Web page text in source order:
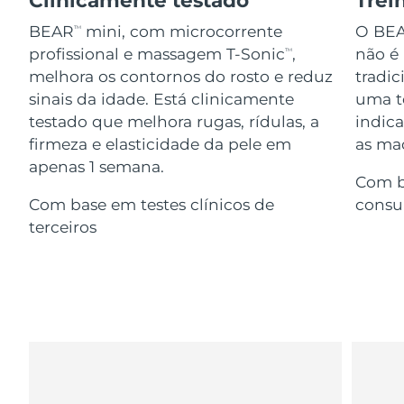
BEARTM
mini, com microcorrente
profissional e massagem T-SonicTM,
melhora os contornos do rosto e reduz
sinais da idade. Está clinicamente
testado que melhora rugas, rídulas, a
firmeza e elasticidade da pele em
apenas 1 semana.
Com base em testes clínicos de
terceiros
O
não é
uma
as
Com
Serum
For healthy hair
issa™ Teeth Whitening Gel
18% PAP
Cosméticos Homens
FOREO APP
Israel Entrega prevista 8/13/26
Itália Entrega prevista 8/9/26
Japão Entrega prevista 8/12/26
Jersey
Cazaquistão Entrega prevista 8/11/26